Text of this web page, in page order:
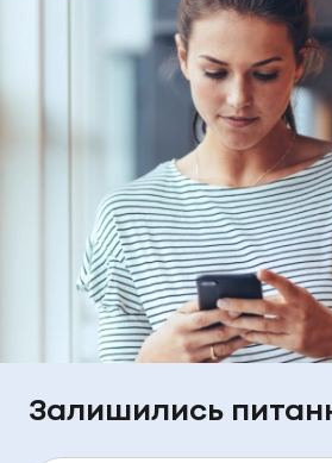
Залишились